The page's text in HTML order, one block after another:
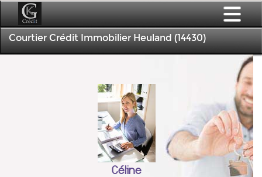
Courtier Crédit Immobilier Heuland (14430)
Céline